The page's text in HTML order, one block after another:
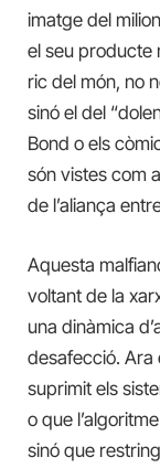
imatge del
el seu producte
ric del món, no
sinó el del
Bond o els
són vistes com
de l’aliança
Aquesta
voltant de la
una dinàmica
desafecció. Ara
suprimit els
o que
sinó que